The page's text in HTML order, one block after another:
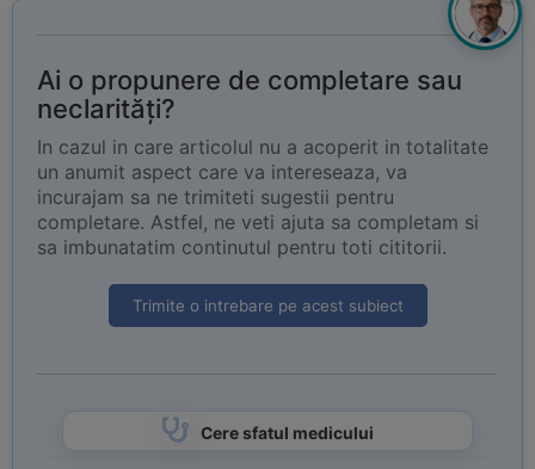
Ai o propunere de completare sau
neclarități?
In cazul in care articolul nu a acoperit in totalitate
un anumit aspect care va intereseaza, va
incurajam sa ne trimiteti sugestii pentru
completare. Astfel, ne veti ajuta sa completam si
sa imbunatatim continutul pentru toti cititorii.
Trimite o intrebare pe acest subiect
Cere sfatul medicului